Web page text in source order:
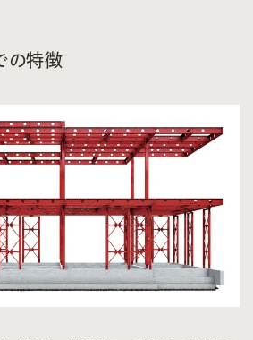
の特徴